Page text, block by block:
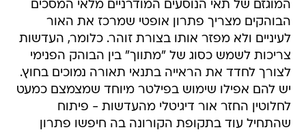
המוגזם של תאי הנוסעים המודרניים מלאי המסכים
הבוהקים מצריך פתרון אופטי שמרכז את האור
לעיניים ולא מפזר אותו בצורת זוהר. כלומר, העדשות
צריכות לשמש כסוג של "מתווך" בין הבוהק הפנימי
לצורך לחדד את הראייה בתנאי תאורה נמוכים בחוץ.
יש להם אפילו שימוש בפילטר מיוחד שמצמצם כמעט
לחלוטין החזר אור דיגיטלי מהעדשות - פיתוח
שהתחיל עוד בתקופת הקורונה בה חיפשו פתרון